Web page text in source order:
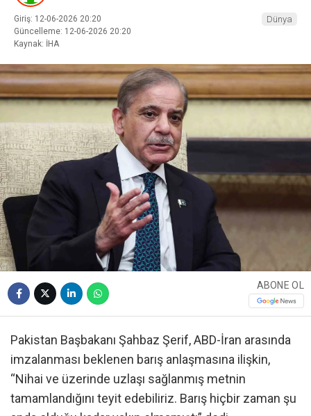
Giriş: 12-06-2026 20:20
Güncelleme: 12-06-2026 20:20
Kaynak: İHA
Dünya
ABONE OL
Pakistan Başbakanı Şahbaz Şerif, ABD-İran arasında
imzalanması beklenen barış anlaşmasına ilişkin,
“Nihai ve üzerinde uzlaşı sağlanmış metnin
tamamlandığını teyit edebiliriz. Barış hiçbir zaman şu